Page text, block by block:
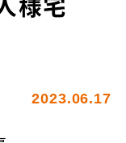
2023.06.17